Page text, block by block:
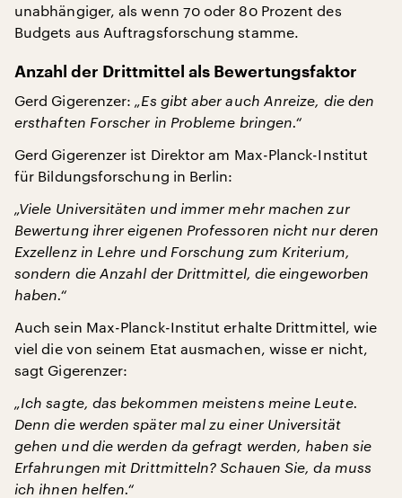
unabhängiger, als wenn 70 oder 80 Prozent des
Budgets aus Auftragsforschung stamme.
Anzahl der Drittmittel als Bewertungsfaktor
Gerd Gigerenzer: „Es gibt aber auch Anreize, die den
ersthaften Forscher in Probleme bringen.“
Gerd Gigerenzer ist Direktor am Max-Planck-Institut
für Bildungsforschung in Berlin:
„Viele Universitäten und immer mehr machen zur
Bewertung ihrer eigenen Professoren nicht nur deren
Exzellenz in Lehre und Forschung zum Kriterium,
sondern die Anzahl der Drittmittel, die eingeworben
haben.“
Auch sein Max-Planck-Institut erhalte Drittmittel, wie
viel die von seinem Etat ausmachen, wisse er nicht,
sagt Gigerenzer:
„Ich sagte, das bekommen meistens meine Leute.
Denn die werden später mal zu einer Universität
gehen und die werden da gefragt werden, haben sie
Erfahrungen mit Drittmitteln? Schauen Sie, da muss
ich ihnen helfen.“